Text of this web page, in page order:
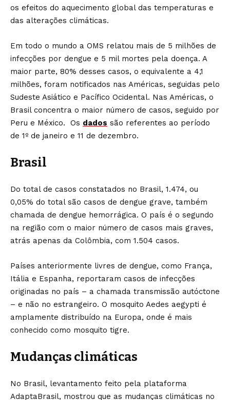
os efeitos do aquecimento global das temperaturas e
das alterações climáticas.
Em todo o mundo a OMS relatou mais de 5 milhões de
infecções por dengue e 5 mil mortes pela doença. A
maior parte, 80% desses casos, o equivalente a 4,1
milhões, foram notificados nas Américas, seguidas pelo
Sudeste Asiático e Pacífico Ocidental. Nas Américas, o
Brasil concentra o maior número de casos, seguido por
Peru e México. Os dados são referentes ao período
de 1º de janeiro e 11 de dezembro.
Brasil
Do total de casos constatados no Brasil, 1.474, ou
0,05% do total são casos de dengue grave, também
chamada de dengue hemorrágica. O país é o segundo
na região com o maior número de casos mais graves,
atrás apenas da Colômbia, com 1.504 casos.
Países anteriormente livres de dengue, como França,
Itália e Espanha, reportaram casos de infecções
originadas no país – a chamada transmissão autóctone
– e não no estrangeiro. O mosquito Aedes aegypti é
amplamente distribuído na Europa, onde é mais
conhecido como mosquito tigre.
Mudanças climáticas
No Brasil, levantamento feito pela plataforma
AdaptaBrasil, mostrou que as mudanças climáticas no